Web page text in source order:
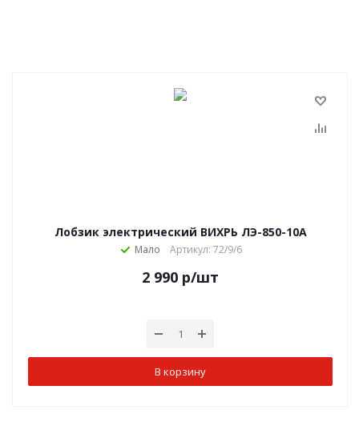
Лобзик электрический ВИХРЬ ЛЭ-850-10А
Мало Артикул: 72/9/6
2 990 р/шт
В корзину